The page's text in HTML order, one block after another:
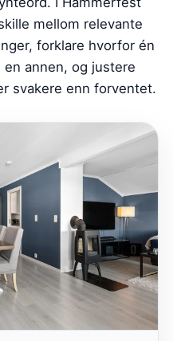
mellom relevante
forklare hvorfor én
annen, og justere
svakere enn forventet.